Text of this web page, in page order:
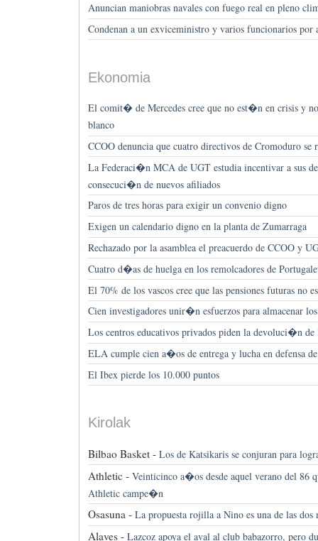
Anuncian maniobras navales con fuego real en pleno
Condenan a un exviceministro y varios funcionarios
Ekonomia
El comit� de Mercedes cree que no est�n en crisis y
blanco
CCOO denuncia que cuatro directivos de Cromoduro
La Federaci�n MCA de UGT estudia incentivar a sus
consecuci�n de nuevos afiliados
Paros de tres horas para exigir un convenio digno
Exigen un calendario digno en la planta de Zumarraga
Rechazado por la asamblea el preacuerdo de CCOO y
Cuatro d�as de huelga en los remolcadores de
El 70% de los vascos cree que las pensiones futuras no
Cien investigadores unir�n esfuerzos para almacenar
Los centros educativos privados piden la devoluci�n
ELA cumple cien a�os de entrega y lucha en defensa
El Ibex pierde los 10.000 puntos
Kirolak
Bilbao Basket - Los de Katsikaris se conjuran para
Athletic - Veinticinco a�os desde aquel verano del
Athletic campe�n
Osasuna - La propuesta rojilla a Nino es una de las dos
Alaves - Lazcoz apoya el aval al club babazorro, pero